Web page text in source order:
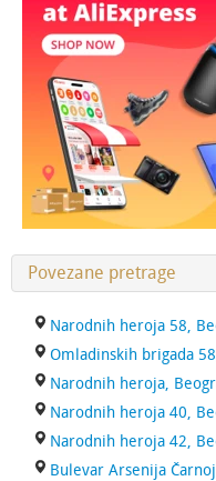
Povezane pretrage
Narodnih heroja 58,
Omladinskih brigada
Narodnih heroja,
Narodnih heroja 40,
Narodnih heroja 42,
Bulevar Arsenija